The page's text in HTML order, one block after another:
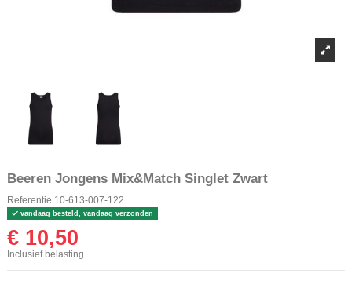
Beeren Jongens Mix&Match Singlet Zwart
Referentie 10-613-007-122
vandaag besteld, vandaag verzonden
€ 10,50
Inclusief belasting